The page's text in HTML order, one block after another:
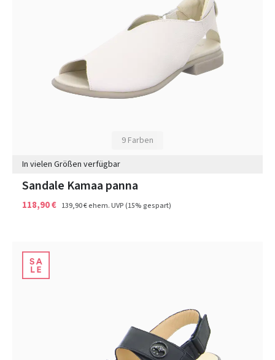
9 Farben
In vielen Größen verfügbar
Sandale Kamaa panna
118,90 € 139,90 €ehem. UVP(15% gespart)